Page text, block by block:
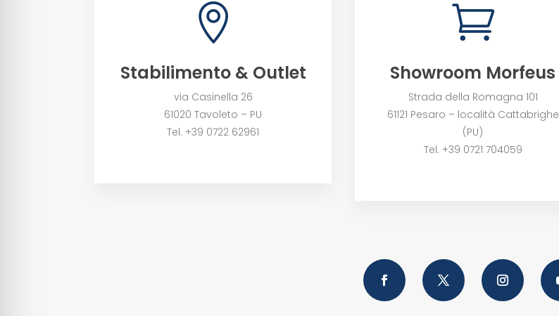

Stabilimento & Outlet
via Casinella 26
61020 Tavoleto – PU
Tel. +39 0722 62961

Showroom Morfeus
Strada della Romagna 101
61121 Pesaro – località Cattabrighe
(PU)
Tel. +39 0721 704059